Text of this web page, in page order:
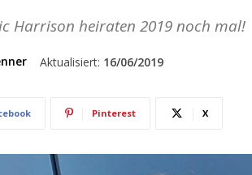
Harrison heiraten 2019 noch mal!
Aktualisiert: 16/06/2019
Pinterest X